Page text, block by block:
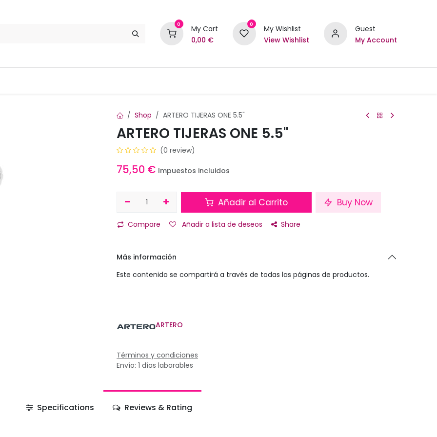
0
My Cart
0,00 €
0
My Wishlist
View Wishlist
Guest
My Account
Shop ARTERO TIJERAS ONE 5.5"
ARTERO TIJERAS ONE 5.5"
(0 review)
75,50 € Impuestos incluidos
Añadir al Carrito Buy Now
Compare Añadir a lista de deseos Share
Más información
Este contenido se compartirá a través de todas las páginas de productos.
ARTERO
Términos y condiciones
Envío: 1 días laborables
Specifications Reviews & Rating